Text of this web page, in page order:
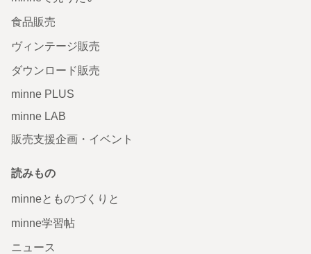
食品販売
ヴィンテージ販売
ダウンロード販売
minne PLUS
minne LAB
販売支援企画・イベント
読みもの
minneとものづくりと
minne学習帖
ニュース